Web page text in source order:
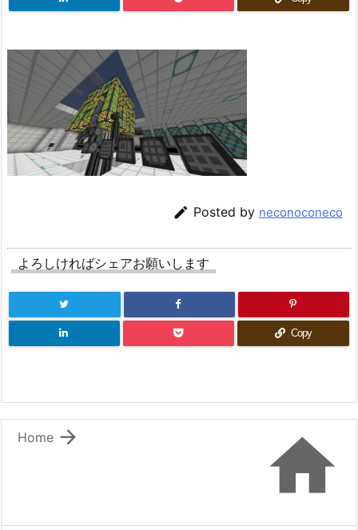
 Posted by neconoconeco
よろしければシェアお願いします
Copy


Home